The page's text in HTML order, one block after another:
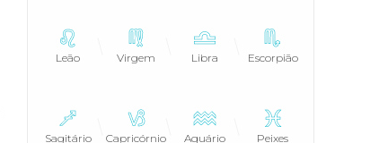
Leão Virgem Libra Escorpião
Sagitário Capricórnio Aquário Peixes